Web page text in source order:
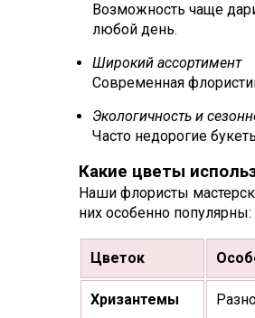
Возможность чаще
любой день.
Широкий ассортимент
Современная
Экологичность и
Часто недорогие
Какие цветы
Наши флористы
них особенно популярны:
Цветок
Хризантемы